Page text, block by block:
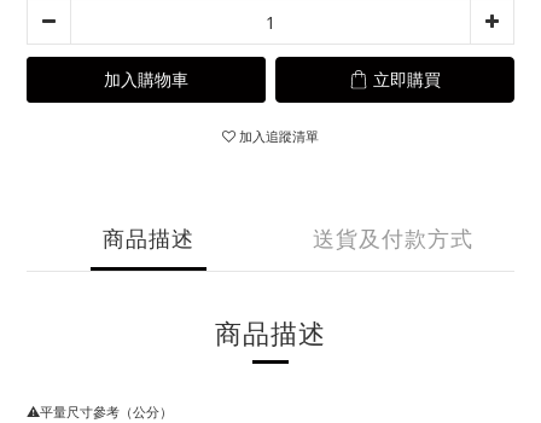
加入購物車 立即購買
加入追蹤清單
商品描述 送貨及付款方式
商品描述
⚠️平量尺寸參考（公分）